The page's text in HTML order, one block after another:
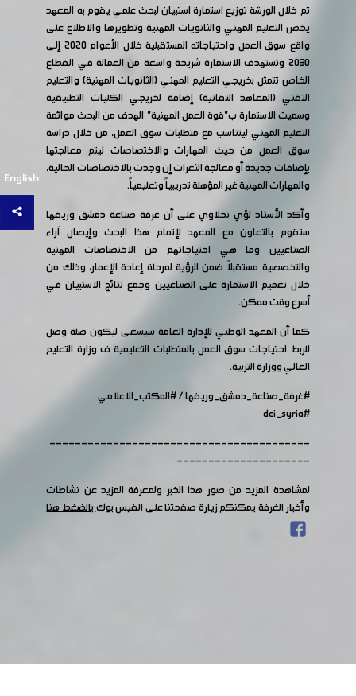
English
تم خلال الورشة توزيع استمارة استبيان لبحث علمي يقوم به المعهد
يخص التعليم المهني والثانويات المهنية وتطويرها والاطلاع على
واقع سوق العمل واحتياجاته المستقبلية خلال الأعوام 2020 إلى
2030 وتستهدف الاستمارة شريحة واسعة من العمالة في القطاع
الخاص تتمثل بخريجي التعليم المهني (الثانويات المهنية) والتعليم
التقني (المعاهد التقانية) إضافة لخريجي الكليات التطبيقية
وسميت الاستمارة ب"قوة العمل المهنية" الهدف من البحث موائمة
التعليم المهني ليتناسب مع متطلبات سوق العمل، من خلال دراسة
سوق العمل من حيث المهارات والاختصاصات ليتم معالجتها
بإضافات جديدة أو معالجة الثغرات إن وجدت بالاختصاصات الحالية،
والمهارات المهنية غير المؤهلة تدريبياً وتعليمياً.
وأكد الأستاذ لؤي نحلاوي على أن غرفة صناعة دمشق وريفها
ستقوم بالتعاون مع المعهد لإتمام هذا البحث وإيصال آراء
الصناعيين وما هي احتياجاتهم من الاختصاصات المهنية
والتخصصية مستقبلاً ضمن الرؤية لمرحلة إعادة الإعمار، وذلك من
خلال تعميم الاستمارة على الصناعيين وجمع نتائج الاستبيان في
أسرع وقت ممكن.
كما أن المعهد الوطني للإدارة العامة سيسعى ليكون صلة وصل
للربط احتياجات سوق العمل بالمتطلبات التعليمية ف وزارة التعليم
العالي ووزارة التربية.
#غرفة_صناعة_دمشق_وريفها/#المكتب_الاعلامي
#dci_syria
-----------------------------------------
---------------------
لمشاهدة المزيد من صور هذا الخبر ولمعرفة المزيد عن نشاطات
وأخبار الغرفة يمكنكم زيارة صفحتنا على الفيس بوكبالضغط هنا